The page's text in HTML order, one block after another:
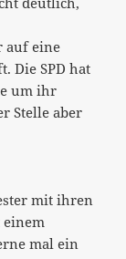
auf eine
Die SPD hat
um ihr
Stelle aber
mit ihren
einem
mal ein